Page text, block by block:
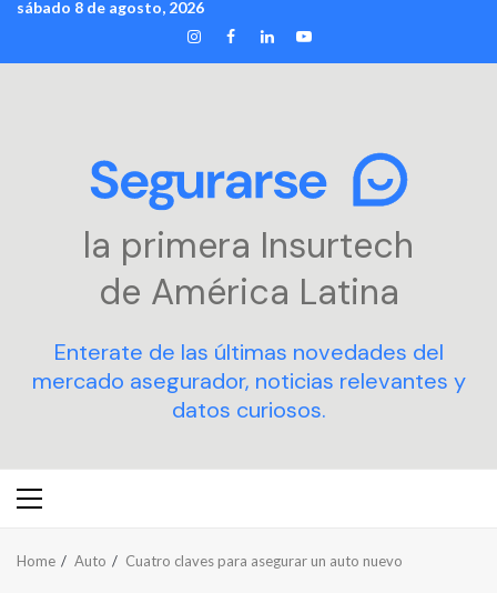
Skip
content
sábado 8 de agosto, 2026
INSTAGRAM
FACEBOOK
LINKEDIN
YOUTUBE
la primera Insurtech
de América Latina
Enterate de las últimas novedades del
mercado asegurador, noticias relevantes y
datos curiosos.
Primary
Home Auto Cuatro claves para asegurar un auto nuevo